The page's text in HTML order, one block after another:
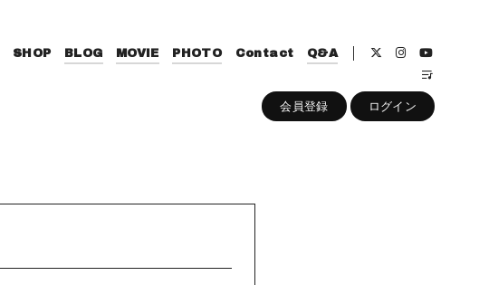
SHOP BLOG MOVIE PHOTO Contact Q&A
会員登録 ログイン